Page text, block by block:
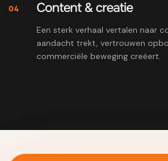
04 Content & creatie
Een sterk verhaal vertalen naar
aandacht trekt, vertrouwen
commerciële beweging creëert.